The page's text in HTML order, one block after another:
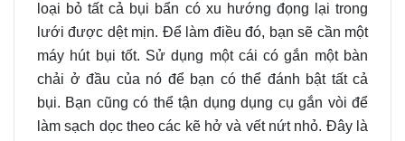
loại bỏ tất cả bụi bẩn có xu hướng đọng lại trong
lưới được dệt mịn. Để làm điều đó, bạn sẽ cần một
máy hút bụi tốt. Sử dụng một cái có gắn một bàn
chải ở đầu của nó để bạn có thể đánh bật tất cả
bụi. Bạn cũng có thể tận dụng dụng cụ gắn vòi để
làm sạch dọc theo các kẽ hở và vết nứt nhỏ. Đây là